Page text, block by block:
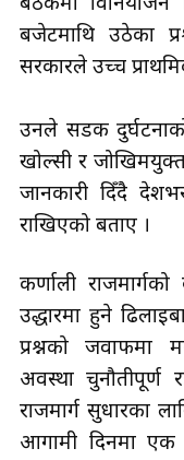
बजेटमाथि उठेका
सरकारले उच्च
उनले सडक
खोल्सी र जोखिमयुक्त
जानकारी दिँदै
राखिएको बताए ।
कर्णाली
उद्धारमा हुने
प्रश्नको जवाफमा
अवस्था
राजमार्ग सुधारका
आगामी दिनमा